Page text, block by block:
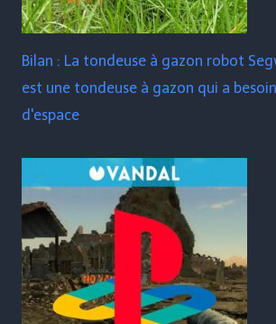
Bilan : La tondeuse à gazon robot
est une tondeuse à gazon qui a
d'espace